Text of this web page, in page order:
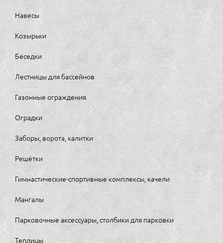
Навесы
Козырьки
Беседки
Лестницы для бассейнов
Газонные ограждения
Оградки
Заборы, ворота, калитки
Решётки
Гимнастические-спортивные комплексы, качели
Мангалы
Парковочные аксессуары, столбики для парковки
Теплицы